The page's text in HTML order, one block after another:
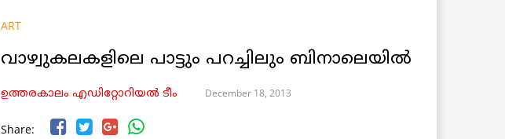
ART
വാഴ്വുകലകളിലെ പാട്ടും പറച്ചിലും ബിനാലെയില്‍
ഉത്തരകാലം എഡിറ്റോറിയല്‍ ടീം December 18, 2013
Share: